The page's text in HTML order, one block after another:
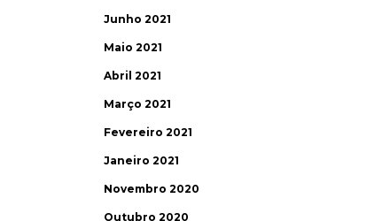
Junho 2021
Maio 2021
Abril 2021
Março 2021
Fevereiro 2021
Janeiro 2021
Novembro 2020
Outubro 2020